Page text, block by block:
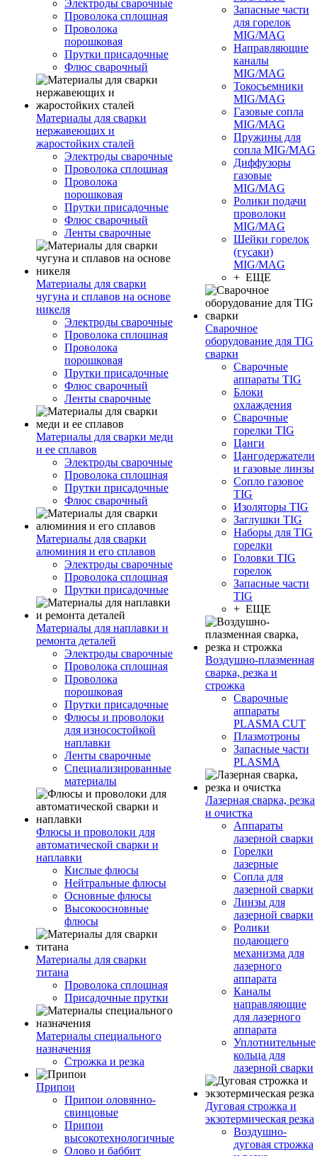
Электроды сварочные
Проволока сплошная
Проволока
порошковая
Прутки присадочные
Флюс сварочный
Материалы для сварки
нержавеющих и
жаростойких сталей
Электроды сварочные
Проволока сплошная
Проволока
порошковая
Прутки присадочные
Флюс сварочный
Ленты сварочные
Материалы для сварки
чугуна и сплавов на основе
никеля
Электроды сварочные
Проволока сплошная
Проволока
порошковая
Прутки присадочные
Флюс сварочный
Ленты сварочные
Материалы для сварки меди
и ее сплавов
Электроды сварочные
Проволока сплошная
Прутки присадочные
Флюс сварочный
Материалы для сварки
алюминия и его сплавов
Электроды сварочные
Проволока сплошная
Прутки присадочные
Материалы для наплавки и
ремонта деталей
Электроды сварочные
Проволока сплошная
Проволока
порошковая
Прутки присадочные
Флюсы и проволоки
для износостойкой
наплавки
Ленты сварочные
Специализированные
материалы
Флюсы и проволоки для
автоматической сварки и
наплавки
Кислые флюсы
Нейтральные флюсы
Основные флюсы
Высокоосновные
флюсы
Материалы для сварки
титана
Проволока сплошная
Присадочные прутки
Материалы специального
назначения
Строжка и резка
Припои
Припои оловянно-
свинцовые
Припои
высокотехнологичные
Олово и баббит
Запасные части
для горелок
MIG/MAG
Направляющие
каналы
MIG/MAG
Токосъемники
MIG/MAG
Газовые сопла
MIG/MAG
Пружины для
сопла MIG/MAG
Диффузоры
газовые
MIG/MAG
Ролики подачи
проволоки
MIG/MAG
Шейки горелок
(гусаки)
MIG/MAG
+ ЕЩЕ
Сварочное
оборудование для TIG
сварки
Сварочные
аппараты TIG
Блоки
охлаждения
Сварочные
горелки TIG
Цанги
Цангодержатели
и газовые линзы
Сопло газовое
TIG
Изоляторы TIG
Заглушки TIG
Наборы для TIG
горелки
Головки TIG
горелок
Запасные части
TIG
+ ЕЩЕ
Воздушно-плазменная
сварка, резка и
строжка
Сварочные
аппараты
PLASMA CUT
Плазмотроны
Запасные части
PLASMA
Лазерная сварка, резка
и очистка
Аппараты
лазерной сварки
Горелки
лазерные
Сопла для
лазерной сварки
Линзы для
лазерной сварки
Ролики
подающего
механизма для
лазерного
аппарата
Каналы
направляющие
для лазерного
аппарата
Уплотнительные
кольца для
лазерной сварки
Дуговая строжка и
экзотермическая резка
Воздушно-
дуговая строжка